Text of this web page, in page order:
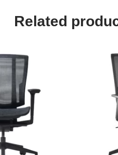
Related